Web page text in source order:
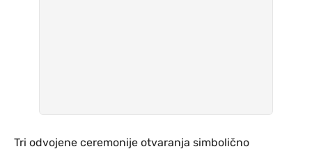
Tri odvojene ceremonije otvaranja simbolično